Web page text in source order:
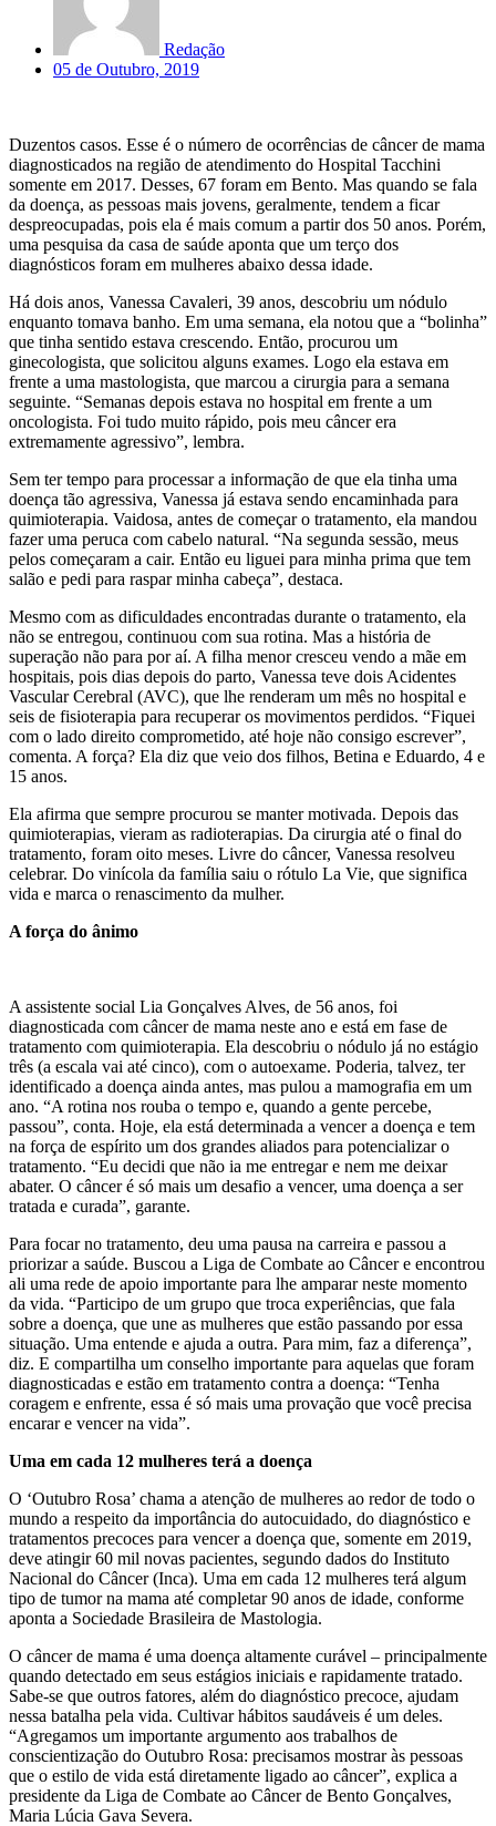
Redação
05 de Outubro, 2019
Duzentos casos. Esse é o número de ocorrências de câncer de mama
diagnosticados na região de atendimento do Hospital Tacchini
somente em 2017. Desses, 67 foram em Bento. Mas quando se fala
da doença, as pessoas mais jovens, geralmente, tendem a ficar
despreocupadas, pois ela é mais comum a partir dos 50 anos. Porém,
uma pesquisa da casa de saúde aponta que um terço dos
diagnósticos foram em mulheres abaixo dessa idade.
Há dois anos, Vanessa Cavaleri, 39 anos, descobriu um nódulo
enquanto tomava banho. Em uma semana, ela notou que a “bolinha”
que tinha sentido estava crescendo. Então, procurou um
ginecologista, que solicitou alguns exames. Logo ela estava em
frente a uma mastologista, que marcou a cirurgia para a semana
seguinte. “Semanas depois estava no hospital em frente a um
oncologista. Foi tudo muito rápido, pois meu câncer era
extremamente agressivo”, lembra.
Sem ter tempo para processar a informação de que ela tinha uma
doença tão agressiva, Vanessa já estava sendo encaminhada para
quimioterapia. Vaidosa, antes de começar o tratamento, ela mandou
fazer uma peruca com cabelo natural. “Na segunda sessão, meus
pelos começaram a cair. Então eu liguei para minha prima que tem
salão e pedi para raspar minha cabeça”, destaca.
Mesmo com as dificuldades encontradas durante o tratamento, ela
não se entregou, continuou com sua rotina. Mas a história de
superação não para por aí. A filha menor cresceu vendo a mãe em
hospitais, pois dias depois do parto, Vanessa teve dois Acidentes
Vascular Cerebral (AVC), que lhe renderam um mês no hospital e
seis de fisioterapia para recuperar os movimentos perdidos. “Fiquei
com o lado direito comprometido, até hoje não consigo escrever”,
comenta. A força? Ela diz que veio dos filhos, Betina e Eduardo, 4 e
15 anos.
Ela afirma que sempre procurou se manter motivada. Depois das
quimioterapias, vieram as radioterapias. Da cirurgia até o final do
tratamento, foram oito meses. Livre do câncer, Vanessa resolveu
celebrar. Do vinícola da família saiu o rótulo La Vie, que significa
vida e marca o renascimento da mulher.
A força do ânimo
A assistente social Lia Gonçalves Alves, de 56 anos, foi
diagnosticada com câncer de mama neste ano e está em fase de
tratamento com quimioterapia. Ela descobriu o nódulo já no estágio
três (a escala vai até cinco), com o autoexame. Poderia, talvez, ter
identificado a doença ainda antes, mas pulou a mamografia em um
ano. “A rotina nos rouba o tempo e, quando a gente percebe,
passou”, conta. Hoje, ela está determinada a vencer a doença e tem
na força de espírito um dos grandes aliados para potencializar o
tratamento. “Eu decidi que não ia me entregar e nem me deixar
abater. O câncer é só mais um desafio a vencer, uma doença a ser
tratada e curada”, garante.
Para focar no tratamento, deu uma pausa na carreira e passou a
priorizar a saúde. Buscou a Liga de Combate ao Câncer e encontrou
ali uma rede de apoio importante para lhe amparar neste momento
da vida. “Participo de um grupo que troca experiências, que fala
sobre a doença, que une as mulheres que estão passando por essa
situação. Uma entende e ajuda a outra. Para mim, faz a diferença”,
diz. E compartilha um conselho importante para aquelas que foram
diagnosticadas e estão em tratamento contra a doença: “Tenha
coragem e enfrente, essa é só mais uma provação que você precisa
encarar e vencer na vida”.
Uma em cada 12 mulheres terá a doença
O ‘Outubro Rosa’ chama a atenção de mulheres ao redor de todo o
mundo a respeito da importância do autocuidado, do diagnóstico e
tratamentos precoces para vencer a doença que, somente em 2019,
deve atingir 60 mil novas pacientes, segundo dados do Instituto
Nacional do Câncer (Inca). Uma em cada 12 mulheres terá algum
tipo de tumor na mama até completar 90 anos de idade, conforme
aponta a Sociedade Brasileira de Mastologia.
O câncer de mama é uma doença altamente curável – principalmente
quando detectado em seus estágios iniciais e rapidamente tratado.
Sabe-se que outros fatores, além do diagnóstico precoce, ajudam
nessa batalha pela vida. Cultivar hábitos saudáveis é um deles.
“Agregamos um importante argumento aos trabalhos de
conscientização do Outubro Rosa: precisamos mostrar às pessoas
que o estilo de vida está diretamente ligado ao câncer”, explica a
presidente da Liga de Combate ao Câncer de Bento Gonçalves,
Maria Lúcia Gava Severa.